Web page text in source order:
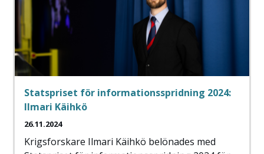
Statspriset för informationsspridning 2024:
Ilmari Käihkö
26.11.2024
Krigsforskare Ilmari Käihkö belönades med